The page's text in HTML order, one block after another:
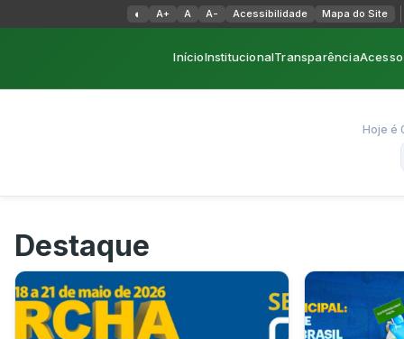
◐ Alternar alto contraste
A+ A A- Acessibilidade Mapa do Site
InícioInstitucionalTransparência
Hoje é
Destaque